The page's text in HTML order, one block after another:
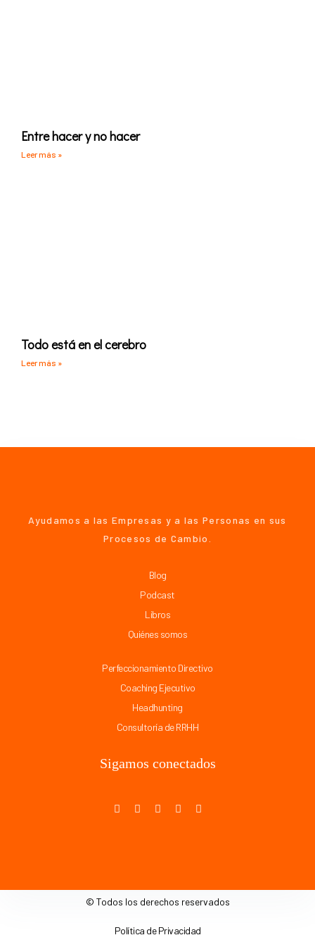
Entre hacer y no hacer
Leer más »
Todo está en el cerebro
Leer más »
Ayudamos a las Empresas y a las Personas en sus
Procesos de Cambio.
Blog
Podcast
Libros
Quiénes somos
Perfeccionamiento Directivo
Coaching Ejecutivo
Headhunting
Consultoría de RRHH
Sigamos conectados
© Todos los derechos reservados
Política de Privacidad